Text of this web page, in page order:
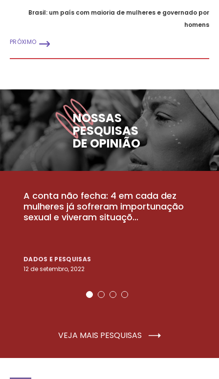
Brasil: um país com maioria de mulheres e governado por
homens
PRÓXIMO
NOSSAS
PESQUISAS
DE OPINIÃO
A conta não fecha: 4 em cada dez
mulheres já sofreram importunação
sexual e viveram situaçõ...
DADOS E PESQUISAS
12 de setembro, 2022
VEJA MAIS PESQUISAS